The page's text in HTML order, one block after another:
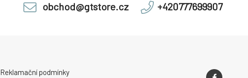
obchod@gtstore.cz +420777699907
Reklamační podmínky